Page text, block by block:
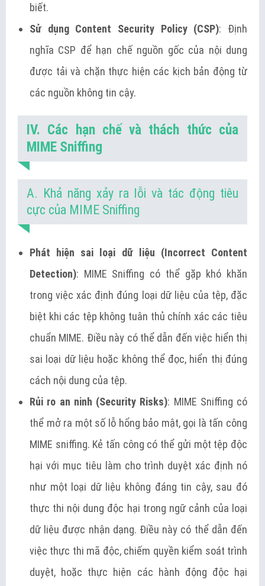
biết.
Sử dụng Content Security Policy (CSP): Định
nghĩa CSP để hạn chế nguồn gốc của nội dung
được tải và chặn thực hiện các kịch bản động từ
các nguồn không tin cậy.
IV. Các hạn chế và thách thức của
MIME Sniffing
A. Khả năng xảy ra lỗi và tác động tiêu
cực của MIME Sniffing
Phát hiện sai loại dữ liệu (Incorrect Content
Detection): MIME Sniffing có thể gặp khó khăn
trong việc xác định đúng loại dữ liệu của tệp, đặc
biệt khi các tệp không tuân thủ chính xác các tiêu
chuẩn MIME. Điều này có thể dẫn đến việc hiển thị
sai loại dữ liệu hoặc không thể đọc, hiển thị đúng
cách nội dung của tệp.
Rủi ro an ninh (Security Risks): MIME Sniffing có
thể mở ra một số lỗ hổng bảo mật, gọi là tấn công
MIME sniffing. Kẻ tấn công có thể gửi một tệp độc
hại với mục tiêu làm cho trình duyệt xác định nó
như một loại dữ liệu không đáng tin cậy, sau đó
thực thi nội dung độc hại trong ngữ cảnh của loại
dữ liệu được nhận dạng. Điều này có thể dẫn đến
việc thực thi mã độc, chiếm quyền kiểm soát trình
duyệt, hoặc thực hiện các hành động độc hại